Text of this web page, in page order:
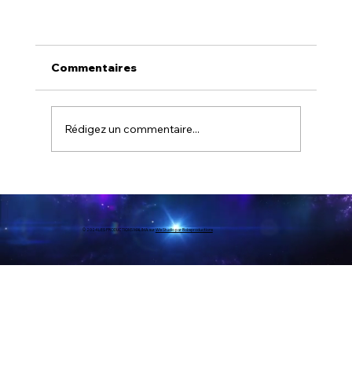
Commentaires
Rédigez un commentaire...
© 2024 LES PRODUCTIONS MALIMA. surWix Studio par Bobsproductions